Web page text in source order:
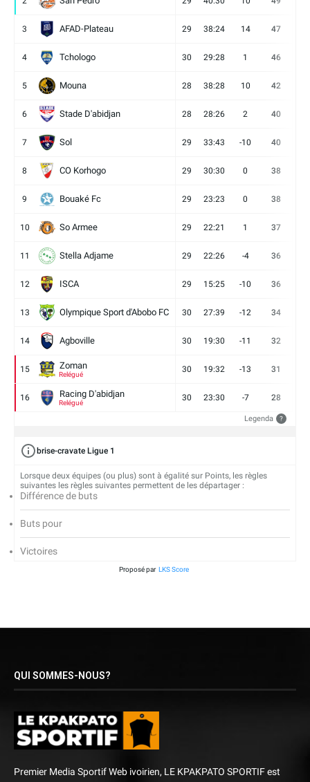
3 AFAD-Plateau 29 38:24 14 47
4 Tchologo 30 29:28 1 46
5 Mouna 28 38:28 10 42
6 Stade D'abidjan 28 28:26 2 40
7 Sol 29 33:43 -10 40
8 CO Korhogo 29 30:30 0 38
9 Bouaké Fc 29 23:23 0 38
10 So Armee 29 22:21 1 37
11 Stella Adjame 29 22:26 -4 36
12 ISCA 29 15:25 -10 36
13 Olympique Sport d'Abobo FC 30 27:39 -12 34
14 Agboville 30 19:30 -11 32
15 Zoman
Relégué
30 19:32 -13 31
16 Racing D'abidjan
Relégué
30 23:30 -7 28
Legenda ?
brise-cravate Ligue 1
Lorsque deux équipes (ou plus) sont à égalité sur Points, les règles
suivantes les règles suivantes permettent de les départager :
Différence de buts
Buts pour
Victoires
Proposé par LKS Score
QUI SOMMES-NOUS?
Premier Media Sportif Web ivoirien, LE KPAKPATO SPORTIF est